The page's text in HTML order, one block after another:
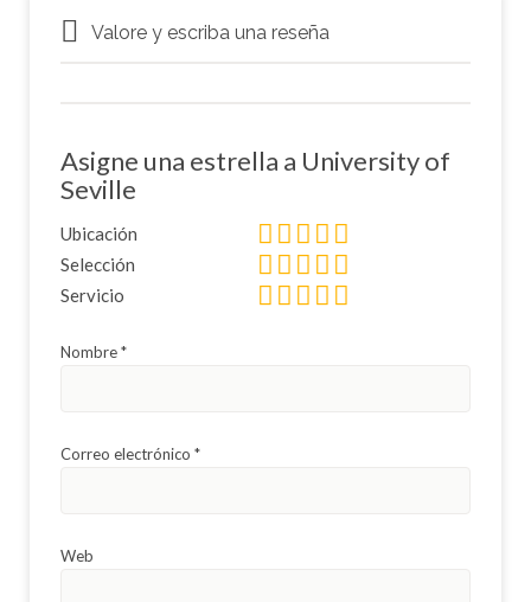
Valore y escriba una reseña
Asigne una estrella a University of
Seville
Ubicación
Selección
Servicio
Nombre*
Correo electrónico *
Web